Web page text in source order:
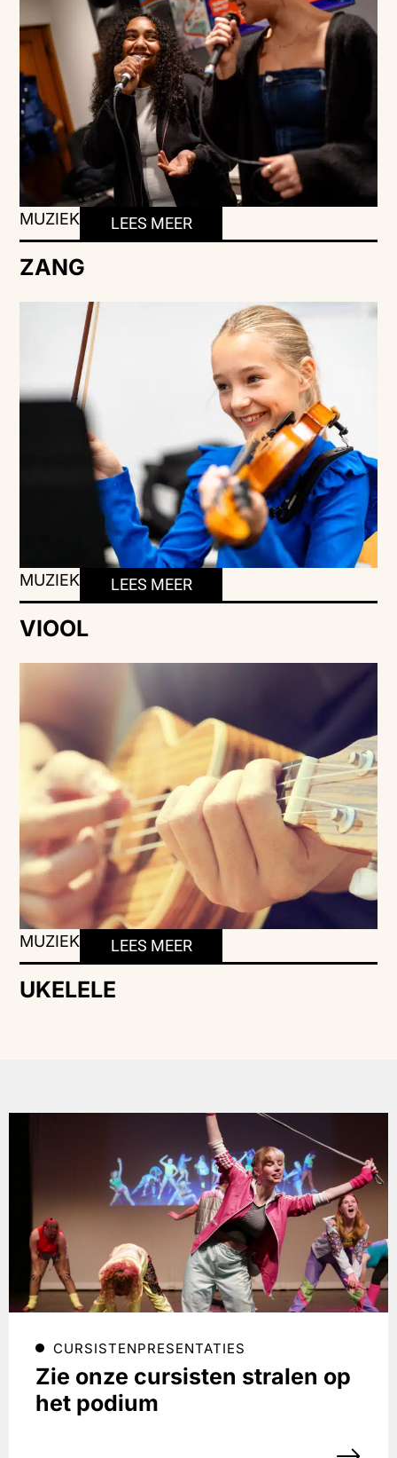
MUZIEK LEES MEER
ZANG
MUZIEK LEES MEER
VIOOL
MUZIEK LEES MEER
UKELELE
CURSISTENPRESENTATIES
Zie onze cursisten stralen op
het podium